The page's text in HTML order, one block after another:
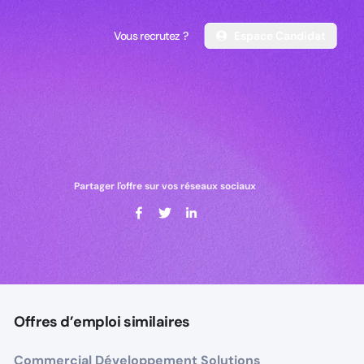
Vous recrutez ?
Vous recrutez ?
Partager l'offre sur vos réseaux sociaux
Offres d’emploi similaires
Commercial Développement Solutions